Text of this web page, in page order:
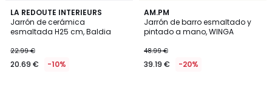
LA REDOUTE INTERIEURS
Jarrón de cerámica
esmaltada H25 cm, Baldia
22.99 €
20.69 € -10%
AM.PM
Jarrón de barro esmaltado y
pintado a mano, WINGA
48.99 €
39.19 € -20%
5
/
5